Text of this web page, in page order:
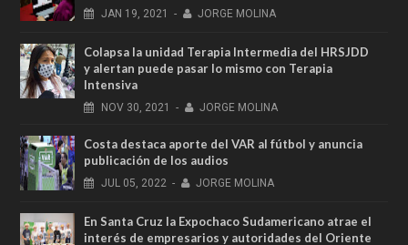
JAN 19, 2021 - JORGE MOLINA
Colapsa la unidad Terapia Intermedia del HRSJDD
y alertan puede pasar lo mismo con Terapia
Intensiva
NOV 30, 2021 - JORGE MOLINA
Costa destaca aporte del VAR al fútbol y anuncia
publicación de los audios
JUL 05, 2022 - JORGE MOLINA
En Santa Cruz la Expochaco Sudamericano atrae el
interés de empresarios y autoridades del Oriente